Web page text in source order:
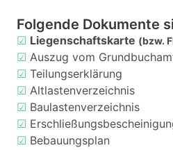
Folgende Dokumente
☑ Liegenschaftskarte (bzw.
☑ Auszug vom
☑ Teilungserklärung
☑ Altlastenverzeichnis
☑ Baulastenverzeichnis
☑
☑ Bebauungsplan